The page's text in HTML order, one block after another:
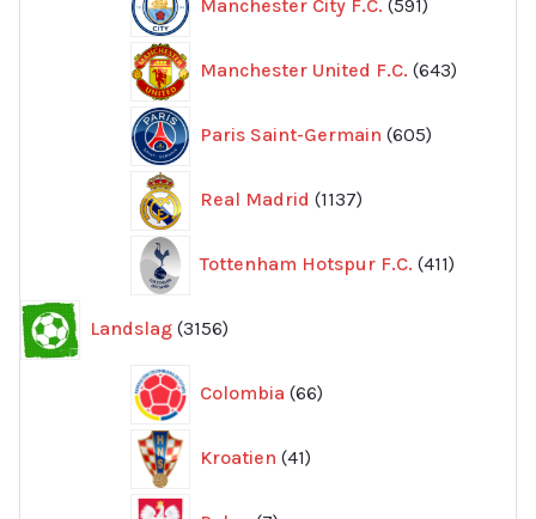
Manchester City F.C. 591
produkter
Manchester United F.C. 643
Paris Saint-Germain 605
produkter
Real Madrid 1137
produkter
Tottenham Hotspur F.C. 411
produkter
Landslag 3156
produkter
Colombia 66
produkter
Kroatien 41
produkter